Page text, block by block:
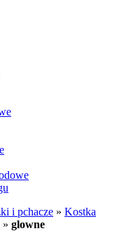
i pchacze » Kostka
» glowne